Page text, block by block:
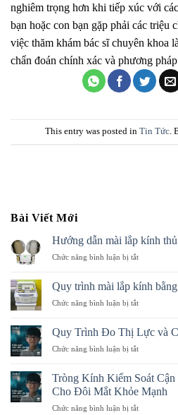
nghiêm trọng hơn khi tiếp xúc với
bạn hoặc con bạn gặp phải các triệu
việc thăm khám bác sĩ chuyên khoa
chẩn đoán chính xác và phương
This entry was posted in Tin Tức.
Bài Viết Mới
Hướng dẫn mài lắp kính
Chức năng bình luận bị tắtở
dẫn
mài
lắp
thủ
công
bằng
Quy trình mài lắp kính
Chức năng bình luận bị tắtở
mài
lắp
bằng
máy
mài
tròng
Quy Trình Đo Thị Lực và
Chức năng bình luận bị tắtở
Trình
Đo
Thị
Lực
Tròng Kính Kiểm Soát
Cho Đôi Mắt Khỏe Mạnh
Chức năng bình luận bị tắtở